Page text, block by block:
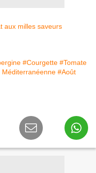
#Courgette #Tomate
Méditerranéenne #Août